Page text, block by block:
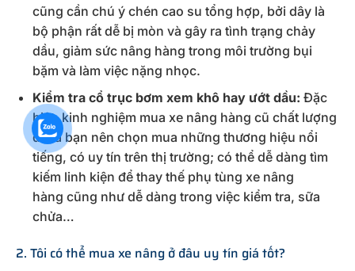
cũng cần chú ý chén cao su tổng hợp, bởi dây là
bộ phận rất dễ bị mòn và gây ra tình trạng chảy
dầu, giảm sức nâng hàng trong môi trường bụi
bặm và làm việc nặng nhọc.
Kiểm tra cổ trục bơm xem khô hay ướt dầu: Đặc
biệt, kinh nghiệm mua xe nâng hàng cũ chất lượng
đó là bạn nên chọn mua những thương hiệu nổi
tiếng, có uy tín trên thị trường; có thể dễ dàng tìm
kiếm linh kiện để thay thế phụ tùng xe nâng
hàng cũng như dễ dàng trong việc kiểm tra, sữa
chửa…
2. Tôi có thể mua xe nâng ở đâu uy tín giá tốt?